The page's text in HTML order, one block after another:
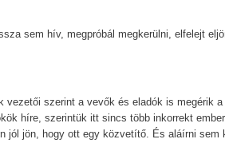
sem hív, megpróbál megkerülni, elfelejt
szerint a vevők és eladók is megérik
híre, szerintük itt sincs több inkorrekt
jól jön, hogy ott egy közvetítő. És aláírni sem